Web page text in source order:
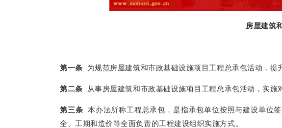
房屋建筑
第一条 为规范房屋建筑和市政基础设施项目工程总承包活动，提
第二条 从事房屋建筑和市政基础设施项目工程总承包活动，实施
第三条 本办法所称工程总承包，是指承包单位按照与建设单位签
全、工期和造价等全面负责的工程建设组织实施方式。